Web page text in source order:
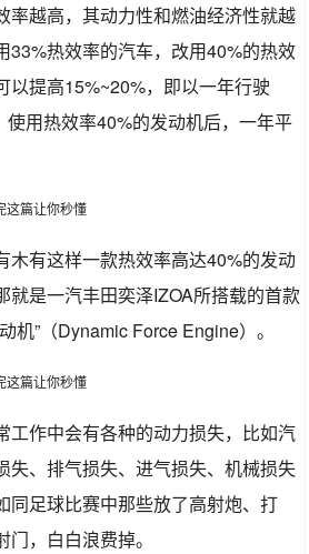
率越高，其动力性和燃油经济性就越
热效率的汽车，改用40%的热效
以提高15%~20%，即以一年行驶
用热效率40%的发动机后，一年平
木有这样一款热效率高达40%的发动
就是一汽丰田奕泽IZOA所搭载的首款
机”（Dynamic Force Engine）。
工作中会有各种的动力损失，比如汽
失、排气损失、进气损失、机械损失
同足球比赛中那些放了高射炮、打
，白白浪费掉。